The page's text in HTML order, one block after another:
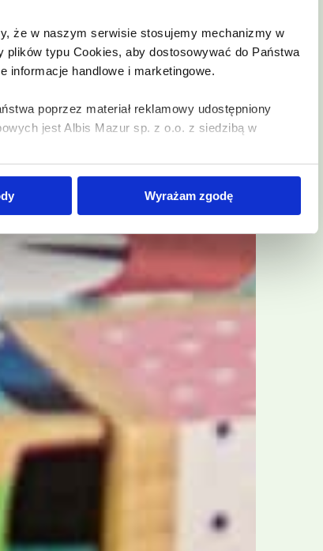
że w naszym serwisie stosujemy mechanizmy w
typu Cookies, aby dostosowywać do Państwa
informacje handlowe i marketingowe.
poprzez materiał reklamowy udostępniony
jest Albis Mazur sp. z o.o. z siedzibą w
zasady przetwarzania Państwa danych
powyższych celach, prosimy poniżej o wybór opcji
Państwa danych w związku ze stosowaniem
zmianę ustawień przeglądarki, z której
Wyrażam zgodę